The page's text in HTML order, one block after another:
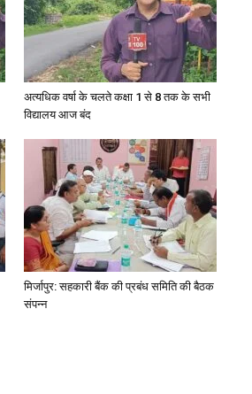
अत्यधिक वर्षा के चलते कक्षा 1 से 8 तक के सभी
विद्यालय आज बंद
मिर्जापुर: सहकारी बैंक की प्रबंध समिति की बैठक
संपन्न